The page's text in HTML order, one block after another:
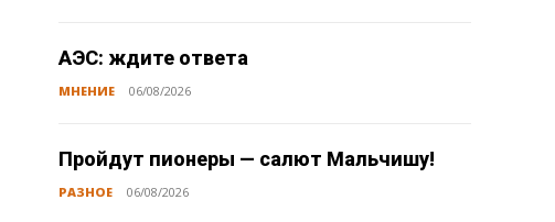
АЭС: ждите ответа
МНЕНИЕ 06/08/2026
Пройдут пионеры — салют Мальчишу!
РАЗНОЕ 06/08/2026